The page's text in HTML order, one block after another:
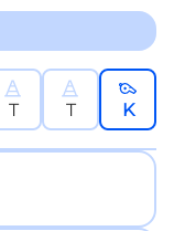
T T K